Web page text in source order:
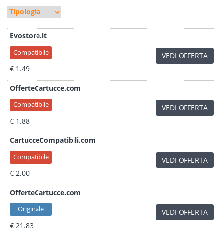
Evostore.it
Compatibile
€ 1.49
VEDI OFFERTA
OfferteCartucce.com
Compatibile
€ 1.88
VEDI OFFERTA
CartucceCompatibili.com
Compatibile
€ 2.00
VEDI OFFERTA
OfferteCartucce.com
Originale
€ 21.83
VEDI OFFERTA